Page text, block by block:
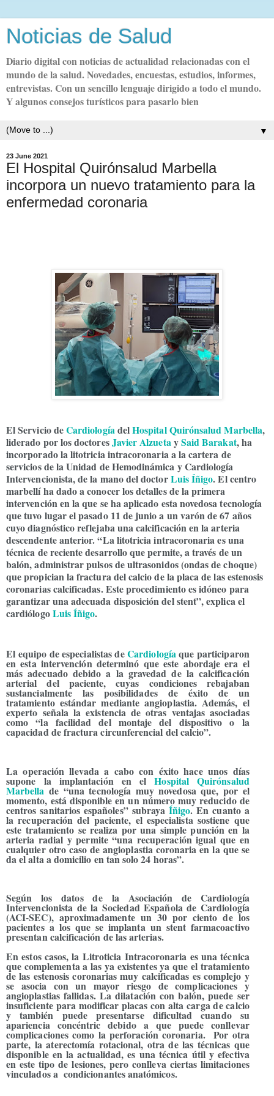
Noticias de Salud
Diario digital con noticias de actualidad relacionadas con el
mundo de la salud. Novedades, encuestas, estudios, informes,
entrevistas. Con un sencillo lenguaje dirigido a todo el mundo.
Y algunos consejos turísticos para pasarlo bien
▼
23 June 2021
El Hospital Quirónsalud Marbella
incorpora un nuevo tratamiento para la
enfermedad coronaria
El Servicio deCardiologíadelHospital Quirónsalud Marbella,
liderado por los doctoresJavier AlzuetaySaid Barakat, ha
incorporado la litotricia intracoronaria a la cartera de
servicios de la Unidad de Hemodinámica y Cardiología
Intervencionista, de la mano del doctorLuis Íñigo. El centro
marbellí ha dado a conocer los detalles de la primera
intervención en la que se ha aplicado esta novedosa tecnología
que tuvo lugar el pasado 11 de junio a un varón de 67 años
cuyo diagnóstico reflejaba una calcificación en la arteria
descendente anterior. “La litotricia intracoronaria es una
técnica de reciente desarrollo que permite, a través de un
balón, administrar pulsos de ultrasonidos (ondas de choque)
que propician la fractura del calcio de la placa de las estenosis
coronarias calcificadas. Este procedimiento es idóneo para
garantizar una adecuada disposición del stent”, explica el
cardiólogoLuis Íñigo.
El equipo de especialistas deCardiologíaque participaron
en esta intervención determinó que este abordaje era el
más adecuado debido a la gravedad de la calcificación
arterial del paciente, cuyas condiciones rebajaban
sustancialmente las posibilidades de éxito de un
tratamiento estándar mediante angioplastia. Además, el
experto señala la existencia de otras ventajas asociadas
como “la facilidad del montaje del dispositivo o la
capacidad de fractura circunferencial del calcio”.
La operación llevada a cabo con éxito hace unos días
supone la implantación en elHospital Quirónsalud
Marbella de “una tecnología muy novedosa que, por el
momento, está disponible en un número muy reducido de
centros sanitarios españoles” subraya Íñigo. En cuanto a
la recuperación del paciente, el especialista sostiene que
este tratamiento se realiza por una simple punción en la
arteria radial y permite “una recuperación igual que en
cualquier otro caso de angioplastia coronaria en la que se
da el alta a domicilio en tan solo 24 horas”.
Según los datos de la Asociación de Cardiología
Intervencionista de la Sociedad Española de Cardiología
(ACI-SEC), aproximadamente un 30 por ciento de los
pacientes a los que se implanta un stent farmacoactivo
presentan calcificación de las arterias.
En estos casos, la Litroticia Intracoronaria es una técnica
que complementa a las ya existentes ya que el tratamiento
de las estenosis coronarias muy calcificadas es complejo y
se asocia con un mayor riesgo de complicaciones y
angioplastias fallidas. La dilatación con balón, puede ser
insuficiente para modificar placas con alta carga de calcio
y también puede presentarse dificultad cuando su
apariencia concéntric debido a que puede conllevar
complicaciones como la perforación coronaria. Por otra
parte, la aterectomía rotacional, otra de las técnicas que
disponible en la actualidad, es una técnica útil y efectiva
en este tipo de lesiones, pero conlleva ciertas limitaciones
vinculados a condicionantes anatómicos.